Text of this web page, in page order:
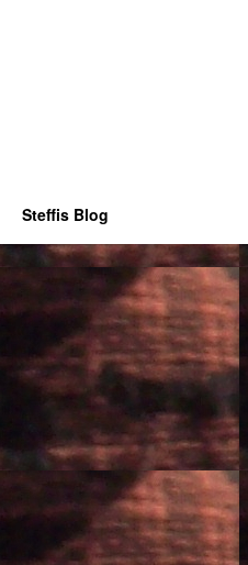
Steffis Blog